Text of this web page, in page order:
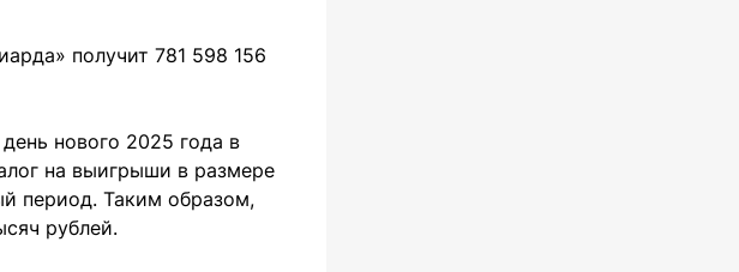
получит 781 598 156
нового 2025 года в
на выигрыши в размере
период. Таким образом,
рублей.